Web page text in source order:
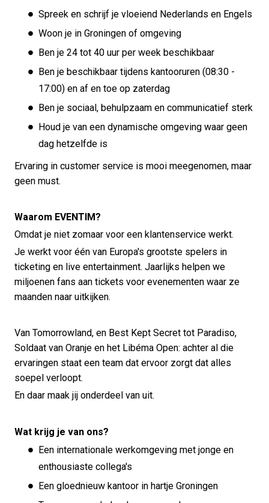
Spreek en schrijf je vloeiend Nederlands en Engels
Woon je in Groningen of omgeving
Ben je 24 tot 40 uur per week beschikbaar
Ben je beschikbaar tijdens kantooruren (08:30 -
17:00) en af en toe op zaterdag
Ben je sociaal, behulpzaam en communicatief sterk
Houd je van een dynamische omgeving waar geen
dag hetzelfde is
Ervaring in customer service is mooi meegenomen, maar
geen must.
Waarom EVENTIM?
Omdat je niet zomaar voor een klantenservice werkt.
Je werkt voor één van Europa's grootste spelers in
ticketing en live entertainment. Jaarlijks helpen we
miljoenen fans aan tickets voor evenementen waar ze
maanden naar uitkijken.
Van Tomorrowland, en Best Kept Secret tot Paradiso,
Soldaat van Oranje en het Libéma Open: achter al die
ervaringen staat een team dat ervoor zorgt dat alles
soepel verloopt.
En daar maak jij onderdeel van uit.
Wat krijg je van ons?
Een internationale werkomgeving met jonge en
enthousiaste collega's
Een gloednieuw kantoor in hartje Groningen